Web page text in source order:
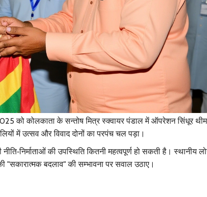
को कोलकाता केसन्तोष मित्र स्क्वायरपंडाल मेंऑपरेशन सिंधूर
में उत्सव और विवाद दोनों का परपंच चल पड़ा।
की उपस्थिति कितनी महत्वपूर्ण हो सकती है। स्थानीय
बदलाव" की सम्भावना पर सवाल उठाए।